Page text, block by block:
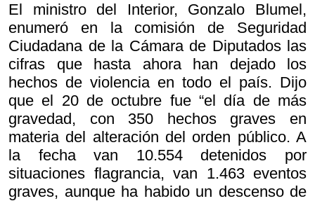
El ministro del Interior, Gonzalo Blumel,
enumeró en la comisión de Seguridad
Ciudadana de la Cámara de Diputados las
cifras que hasta ahora han dejado los
hechos de violencia en todo el país. Dijo
que el 20 de octubre fue “el día de más
gravedad, con 350 hechos graves en
materia del alteración del orden público. A
la fecha van 10.554 detenidos por
situaciones flagrancia, van 1.463 eventos
graves, aunque ha habido un descenso de